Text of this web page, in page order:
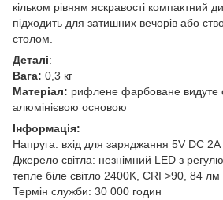
кільком рівням яскравості компактний
підходить для затишних вечорів або
столом.
Деталі:
Вага: 0,3 кг
Матеріал: рифлене фарбоване видуте
алюмінієвою основою
Інформація:
Напруга: вхід для заряджання 5V DC 2A
Джерело світла: незнімний LED з
тепле біле світло 2400K, CRI >90, 84 лм
Термін служби: 30 000 годин